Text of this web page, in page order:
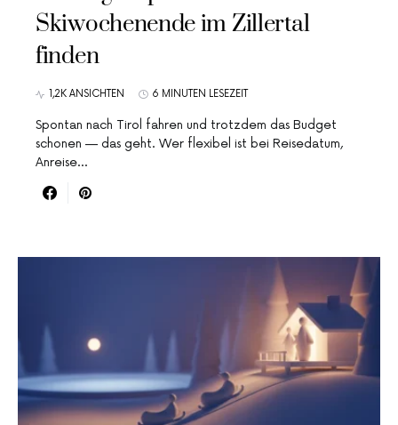
Skiwochenende im Zillertal
finden
1,2K ANSICHTEN 6 MINUTEN LESEZEIT
Spontan nach Tirol fahren und trotzdem das Budget
schonen — das geht. Wer flexibel ist bei Reisedatum,
Anreise…